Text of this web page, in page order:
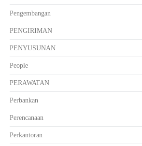
Pengembangan
PENGIRIMAN
PENYUSUNAN
People
PERAWATAN
Perbankan
Perencanaan
Perkantoran